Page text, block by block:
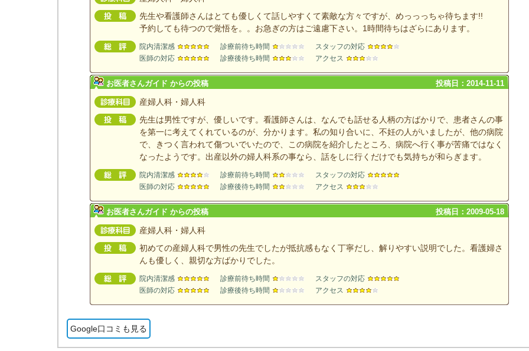
先生や看護師さんはとても優しくて話しやすくて素敵な方々ですが、めっっっちゃ待ちます!!
予約しても待つので覚悟を。。お急ぎの方はご遠慮下さい。1時間待ちはざらにあります。
院内清潔感 診療前待ち時間
スタッフの対応
医師の対応
診療後待ち時間 アクセス
お医者さんガイド からの投稿 投稿日：2014-11-11
産婦人科・婦人科
先生は男性ですが、優しいです。看護師さんは、なんでも話せる人柄の方ばかりで、患者さんの事
を第一に考えてくれているのが、分かります。私の知り合いに、不妊の人がいましたが、他の病院
で、きつく言われて傷ついでいたので、この病院を紹介したところ、病院へ行く事が苦痛ではなく
なったようです。出産以外の婦人科系の事なら、話をしに行くだけでも気持ちが和らぎます。
院内清潔感 診療前待ち時間
スタッフの対応
医師の対応
診療後待ち時間 アクセス
お医者さんガイド からの投稿 投稿日：2009-05-18
産婦人科・婦人科
初めての産婦人科で男性の先生でしたが抵抗感もなく丁寧だし、解りやすい説明でした。看護婦さ
んも優しく、親切な方ばかりでした。
院内清潔感 診療前待ち時間
スタッフの対応
医師の対応
診療後待ち時間 アクセス
Google口コミも見る